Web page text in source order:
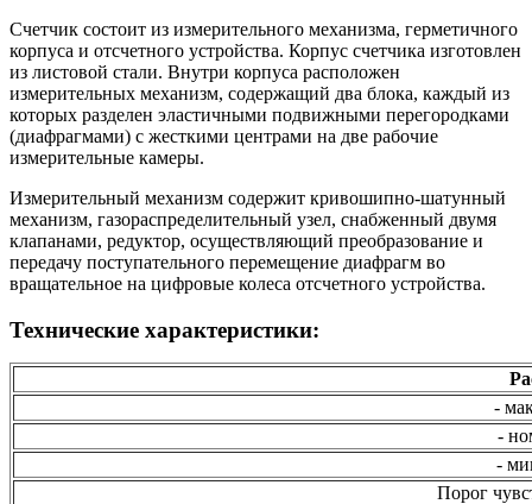
Счетчик состоит из измерительного механизма, герметичного
корпуса и отсчетного устройства. Корпус счетчика изготовлен
из листовой стали. Внутри корпуса расположен
измерительных механизм, содержащий два блока, каждый из
которых разделен эластичными подвижными перегородками
(диафрагмами) с жесткими центрами на две рабочие
измерительные камеры.
Измерительный механизм содержит кривошипно-шатунный
механизм, газораспределительный узел, снабженный двумя
клапанами, редуктор, осуществляющий преобразование и
передачу поступательного перемещение диафрагм во
вращательное на цифровые колеса отсчетного устройства.
Технические характеристики:
-
-
-
Порог